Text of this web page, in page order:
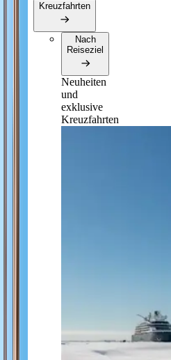
Kreuzfahrten
Nach
Reiseziel
Neuheiten
und
exklusive
Kreuzfahrten